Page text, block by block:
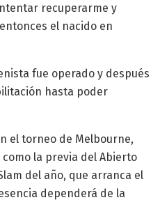
recuperarme y
el nacido en
fue operado y después
hasta poder
el torneo de Melbourne,
la previa del Abierto
del año, que arranca el
dependerá de la